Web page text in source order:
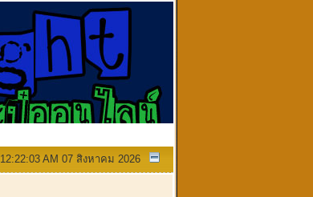
12:22:03 AM 07 สิงหาคม 2026